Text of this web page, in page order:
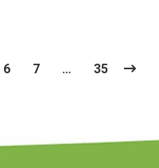
6 7 … 35